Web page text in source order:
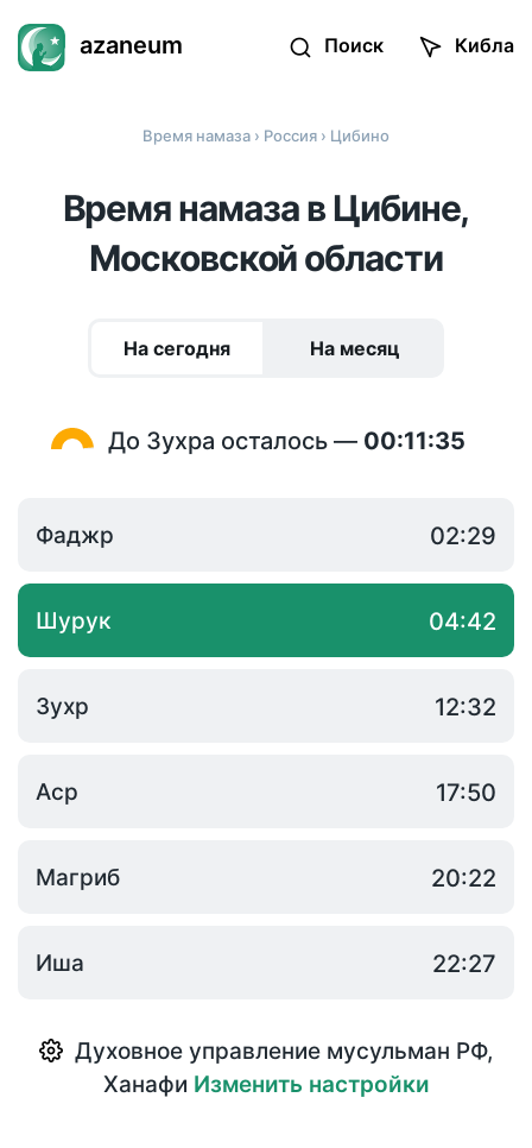
azaneum Поиск Кибла
Время намаза › Россия › Цибино
Время намаза в Цибине,
Московской области
На сегодня На месяц
До Зухра осталось — 00:11:35
Фаджр 02:29
Шурук 04:42
Зухр 12:32
Аср 17:50
Магриб 20:22
Иша 22:27
Духовное управление мусульман РФ,
Ханафи Изменить настройки